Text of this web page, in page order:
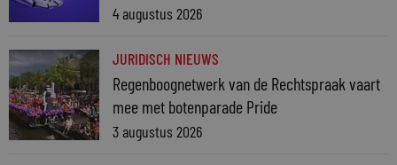
4 augustus 2026
JURIDISCH NIEUWS
Regenboognetwerk van de Rechtspraak vaart
mee met botenparade Pride
3 augustus 2026